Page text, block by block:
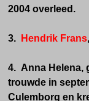
2004 overleed.
3. Hendrik Frans
4. Anna Helena,
trouwde in
Culemborg en